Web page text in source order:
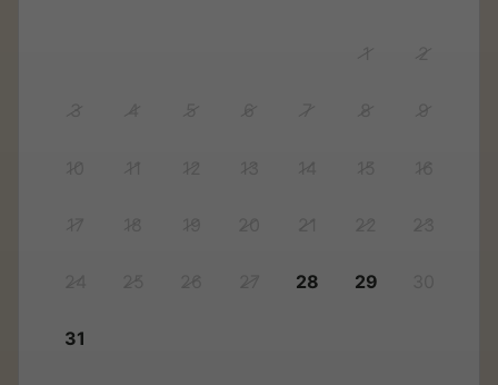
1 2
3 4 5 6 8 9
10 11 14
17 21
24 28 29
31